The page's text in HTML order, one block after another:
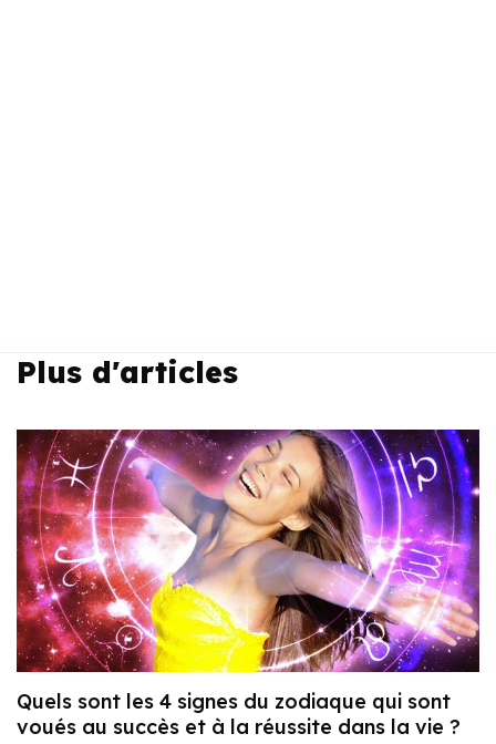
Plus d'articles
Quels sont les 4 signes du zodiaque qui sont
voués au succès et à la réussite dans la vie ?